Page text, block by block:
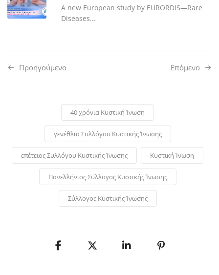
A new European study by EURORDIS—Rare
Diseases...
Προηγούμενo Επόμενο
40 χρόνια Κυστική Ίνωση
γενέθλια Συλλόγου Κυστικής Ίνωσης
επέτειος Συλλόγου Κυστικής Ίνωσης Κυστική Ίνωση
Πανελλήνιος Σύλλογος Κυστικής Ίνωσης
Σύλλογος Κυστικής Ίνωσης